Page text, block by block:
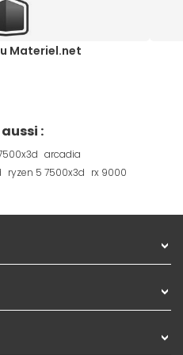
Materiel.net
:
arcadia
ryzen 5 7500x3d rx 9000